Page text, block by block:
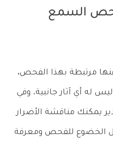
السمع
عنها مرتبطة بهذا الفحص،
له أي آثار جانبية. وفي
يمكنك مناقشة الأضرار
الخضوع للفحص ومعرفة